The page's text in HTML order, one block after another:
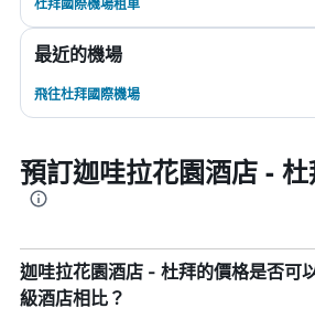
杜拜國際機場租車
最近的機場
飛往杜拜國際機場
預訂迦哇拉花園酒店 -
迦哇拉花園酒店 - 杜拜的價格是否可
級酒店相比？